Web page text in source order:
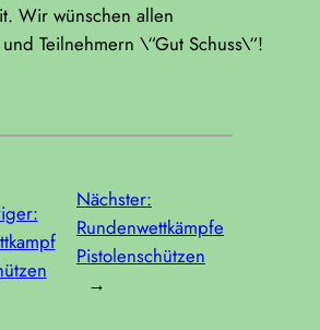
Wir wünschen allen
Teilnehmern \“Gut Schuss\“!
Nächster:
Rundenwettkämpfe
Pistolenschützen
→